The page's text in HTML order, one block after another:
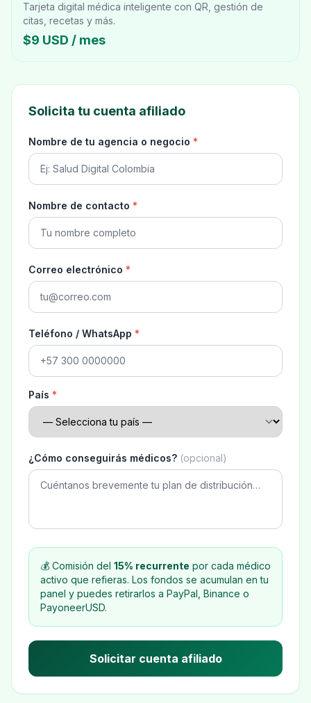
Tarjeta digital médica inteligente con QR, gestión de
citas, recetas y más.
$9 USD / mes
Solicita tu cuenta afiliado
Nombre de tu agencia o negocio *
Nombre de contacto *
Correo electrónico *
Teléfono / WhatsApp *
País *
¿Cómo conseguirás médicos? (opcional)
💰 Comisión del 15% recurrente por cada médico
activo que refieras. Los fondos se acumulan en tu
panel y puedes retirarlos a PayPal, Binance o
PayoneerUSD.
Solicitar cuenta afiliado